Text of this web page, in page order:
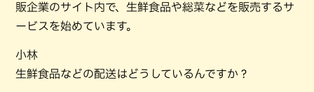
販企業のサイト内で、生鮮食品や総菜などを販売するサ
ービスを始めています。
小林
生鮮食品などの配送はどうしているんですか？